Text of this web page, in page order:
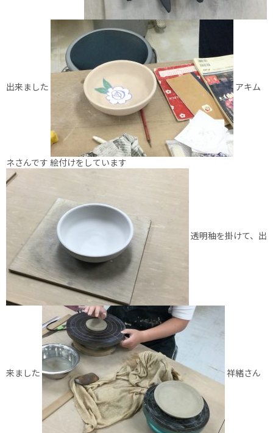
出来ました アキム
ネさんです 絵付けをしています
透明秞を掛けて、出
来ました 祥緒さん